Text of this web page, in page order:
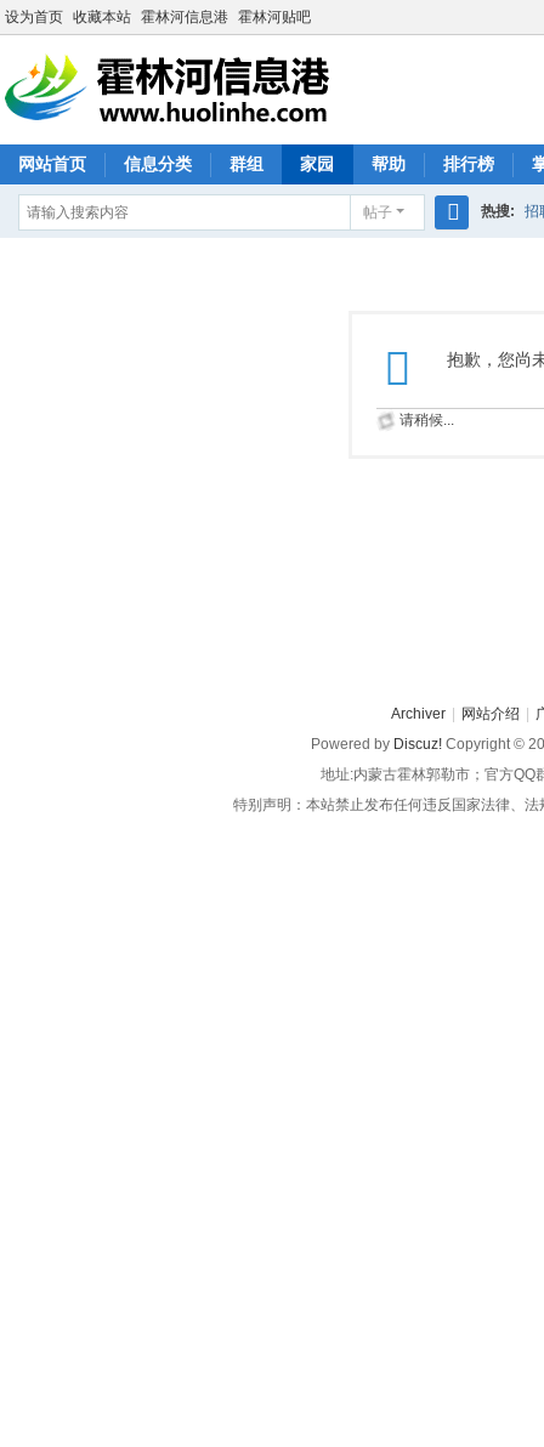
设为首页 收藏本站 霍林河信息港 霍林河贴吧
网站首页 信息分类 群组 家园 帮助 排行榜
帖子 热搜: 招
抱歉，您尚
请稍候...
Archiver 网站介绍
Powered by Discuz! Copyright ©
地址:内蒙古霍林郭勒市；官方QQ
特别声明：本站禁止发布任何违反国家法律、